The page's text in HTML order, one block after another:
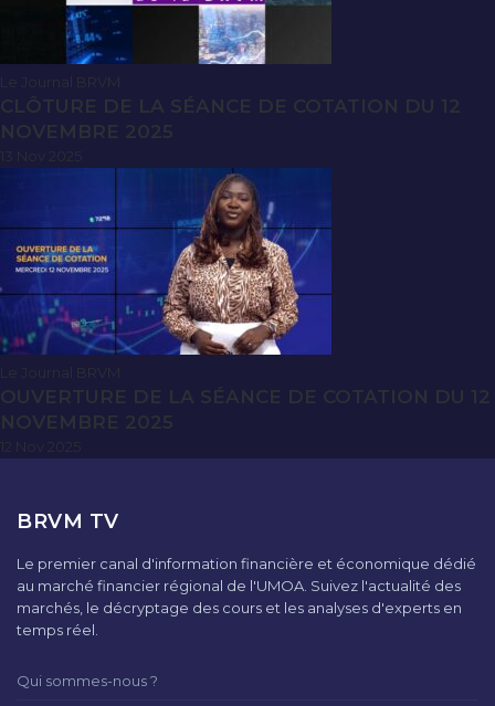
Le Journal BRVM
CLÔTURE DE LA SÉANCE DE COTATION DU 12
NOVEMBRE 2025
Le Journal BRVM
OUVERTURE DE LA SÉANCE DE COTATION DU 12
NOVEMBRE 2025
BRVM TV
Le premier canal d'information financière et économique dédié
au marché financier régional de l'UMOA. Suivez l'actualité des
marchés, le décryptage des cours et les analyses d'experts en
temps réel.
Qui sommes-nous ?